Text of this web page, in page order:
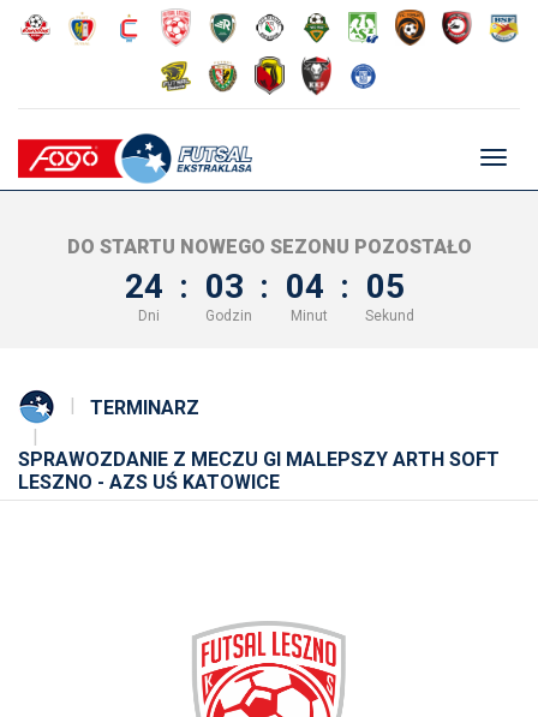
DO STARTU NOWEGO SEZONU POZOSTAŁO
24 : 03 : 04 : 04
Dni Godzin Minut Sekund
TERMINARZ
SPRAWOZDANIE Z MECZU GI MALEPSZY ARTH SOFT
LESZNO - AZS UŚ KATOWICE